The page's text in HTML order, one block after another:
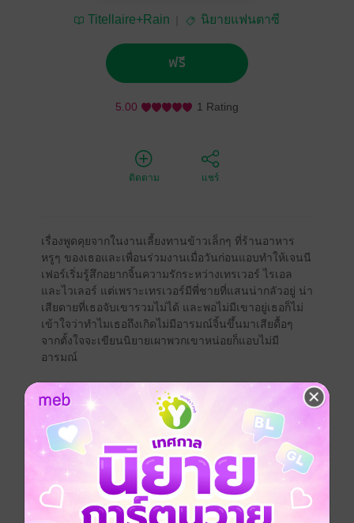
Titellaire+Rain นิยายแฟนตาซี
ฟรี
5.00 1 Rating
ติดตาม แชร์
เรื่องพูดคุยจากในงานเลี้ยงทานข้าวเล็กๆ ที่ร้านอาหาร
หรูๆ ของเธอและเพื่อนร่วมงานเมื่อวันก่อนแอบทำให้เจนนี
เฟอร์เริ่มรู้สึกอยากจิ้นความรักระหว่างเทรเวอร์ ไรเอล
และไวเลอร์ แต่เพราะเทรเวอร์มีพี่ชายที่แสนน่ากลัวอยู่ น่า
เสียดายที่เธอจับเขารวมไม่ได้ และพอไม่มีเขาอยู่เธอก็ไม่
เข้าใจว่าทำไมเธอถึงเกิดไม่มีอารมณ์จิ้นขึ้นมาเสียดื้อๆ
จากตั้งใจจะเขียนนิยายเผาพวกเขาหน่อยก็แอบไม่มี
อารมณ์
เอไลเนอร์บอกกับเธอว่านั่นคงเป็นเพราะเธอหมั่นไส้เทร
เวอร์ เพราะเขาพูดแกล้งเธอตลอดเธอเลยอยากแกล้งเขา
กลับด้วยการเขียนเรื่องแย่ๆ ของเขา แต่พอเขียนถึงเทร
เวอร์ไม่ได้เพราะพี่ชายของเขาจะตามมาแสดงความหึงต่อ
น้องชายอย่างรุนแรง เธอเลยไม่อยากเขียนทำร้ายไวเลอร์
ที่ใจดีและไรเอลที่ไม่เคยทำร้ายเธอ
เธอคิดว่ามันน่าเบื่อ จนกระทั่งช่วงเย็นของวันนั้น ในที่สุด